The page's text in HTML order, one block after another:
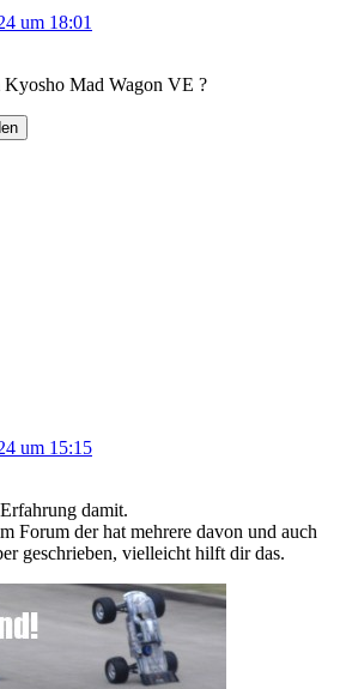
um 18:01
Kyosho Mad Wagon VE ?
um 15:15
damit.
Forum der hat mehrere davon und auch
geschrieben, vielleicht hilft dir das.